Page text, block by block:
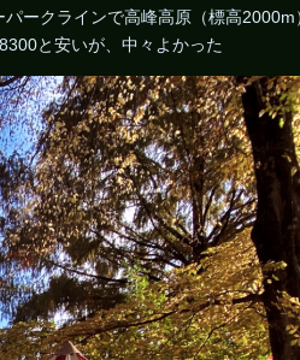
ークラインで高峰高原（標高2000m
と安いが、中々よかった